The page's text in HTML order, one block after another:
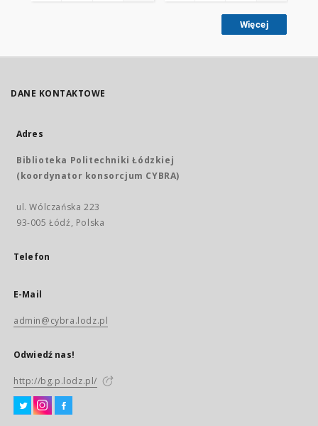
Więcej
DANE KONTAKTOWE
Adres
Biblioteka Politechniki Łódzkiej
(koordynator konsorcjum CYBRA)
ul. Wólczańska 223
93-005 Łódź, Polska
Telefon
E-Mail
admin@cybra.lodz.pl
Odwiedź nas!
http://bg.p.lodz.pl/